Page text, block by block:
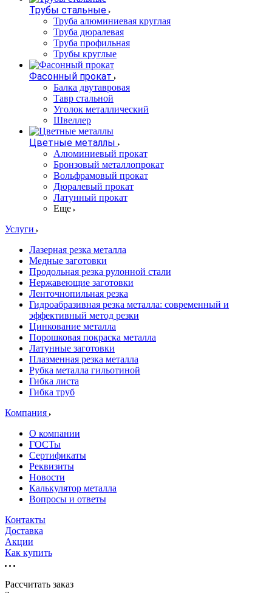
Трубы стальные
Труба алюминиевая круглая
Труба дюралевая
Труба профильная
Трубы круглые
Фасонный прокат
Балка двутавровая
Тавр стальной
Уголок металлический
Швеллер
Цветные металлы
Алюминиевый прокат
Бронзовый металлопрокат
Вольфрамовый прокат
Дюралевый прокат
Латунный прокат
Еще
Услуги
Лазерная резка металла
Медные заготовки
Продольная резка рулонной стали
Нержавеющие заготовки
Ленточнопильная резка
Гидроабразивная резка металла: современный и
эффективный метод резки
Цинкование металла
Порошковая покраска металла
Латунные заготовки
Плазменная резка металла
Рубка металла гильотиной
Гибка листа
Гибка труб
Компания
О компании
ГОСТы
Сертификаты
Реквизиты
Новости
Калькулятор металла
Вопросы и ответы
Контакты
Доставка
Акции
Как купить
Рассчитать заказ